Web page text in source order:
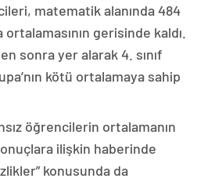
matematik alanında 484
gerisinde kaldı.
sonra yer alarak 4. sınıf
kötü ortalamaya sahip
öğrencilerin ortalamanın
ilişkin haberinde
konusunda da